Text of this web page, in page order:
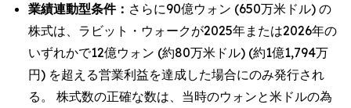
業績連動型条件： さらに90億ウォン (650万米ドル) の
株式は、ラビット・ウォークが2025年または2026年の
いずれかで12億ウォン (約80万米ドル) (約1億1,794万
円) を超える営業利益を達成した場合にのみ発行され
る。 株式数の正確な数は、当時のウォンと米ドルの為